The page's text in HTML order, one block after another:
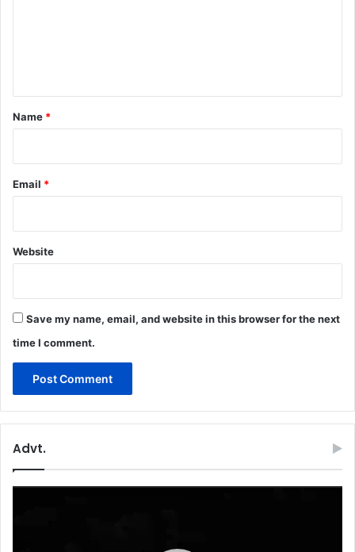
*
Name *
Email *
Website
Save my name, email, and website in this browser for the next
time I comment.
Advt.